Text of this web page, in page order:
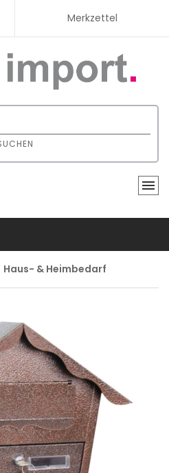
Merkzettel
Haus- & Heimbedarf